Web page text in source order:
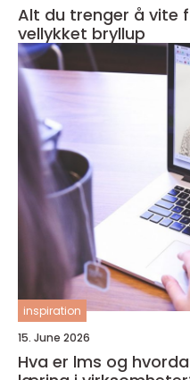
Alt du trenger å vite
vellykket bryllup
inspiration
15. June 2026
Hva er lms og